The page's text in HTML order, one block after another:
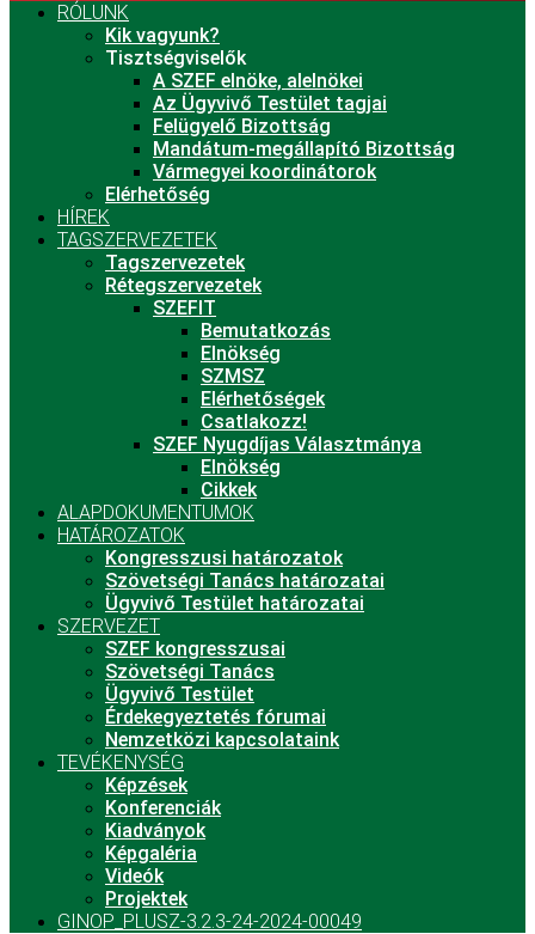
RÓLUNK
Kik vagyunk?
Tisztségviselők
A SZEF elnöke, alelnökei
Az Ügyvivő Testület tagjai
Felügyelő Bizottság
Mandátum-megállapító Bizottság
Vármegyei koordinátorok
Elérhetőség
HÍREK
TAGSZERVEZETEK
Tagszervezetek
Rétegszervezetek
SZEFIT
Bemutatkozás
Elnökség
SZMSZ
Elérhetőségek
Csatlakozz!
SZEF Nyugdíjas Választmánya
Elnökség
Cikkek
ALAPDOKUMENTUMOK
HATÁROZATOK
Kongresszusi határozatok
Szövetségi Tanács határozatai
Ügyvivő Testület határozatai
SZERVEZET
SZEF kongresszusai
Szövetségi Tanács
Ügyvivő Testület
Érdekegyeztetés fórumai
Nemzetközi kapcsolataink
TEVÉKENYSÉG
Képzések
Konferenciák
Kiadványok
Képgaléria
Videók
Projektek
GINOP_PLUSZ-3.2.3-24-2024-00049